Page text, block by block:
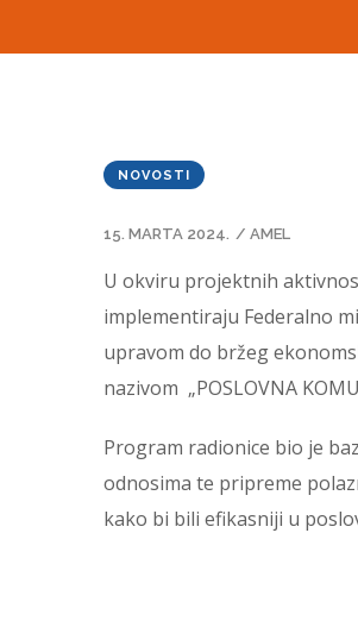
NOVOSTI
15. MARTA 2024. / AMEL
U okviru projektnih
implementiraju Federalno
upravom do bržeg
nazivom „POSLOVNA
Program radionice bio je
odnosima te pripreme
kako bi bili efikasniji u